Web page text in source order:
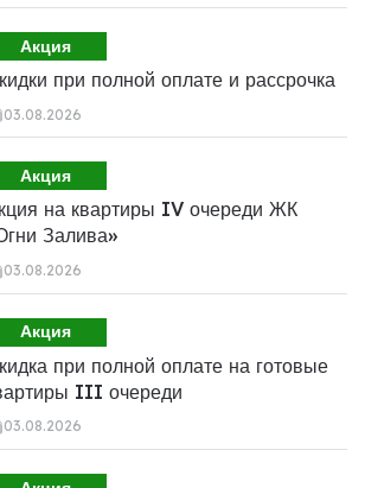
Акция
при полной оплате и рассрочка
03.08.2026
Акция
на квартиры IV очереди ЖК
Залива»
03.08.2026
Акция
при полной оплате на готовые
III очереди
03.08.2026